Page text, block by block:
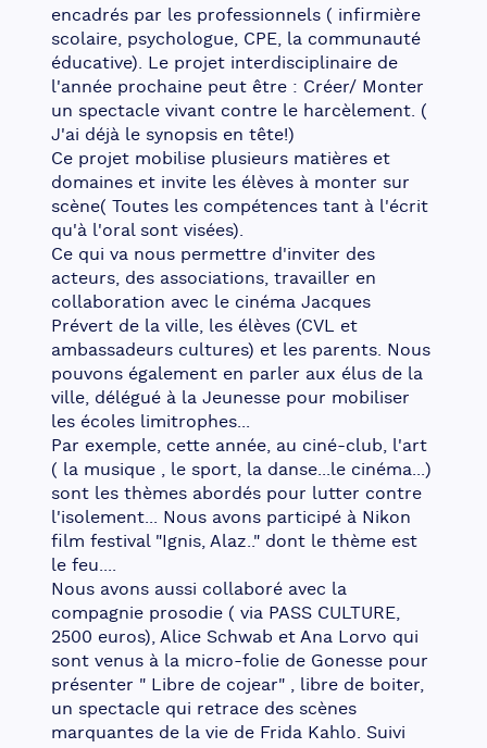
encadrés par les professionnels ( infirmière
scolaire, psychologue, CPE, la communauté
éducative). Le projet interdisciplinaire de
l'année prochaine peut être : Créer/ Monter
un spectacle vivant contre le harcèlement. (
J'ai déjà le synopsis en tête!)
Ce projet mobilise plusieurs matières et
domaines et invite les élèves à monter sur
scène( Toutes les compétences tant à l'écrit
qu'à l'oral sont visées).
Ce qui va nous permettre d'inviter des
acteurs, des associations, travailler en
collaboration avec le cinéma Jacques
Prévert de la ville, les élèves (CVL et
ambassadeurs cultures) et les parents. Nous
pouvons également en parler aux élus de la
ville, délégué à la Jeunesse pour mobiliser
les écoles limitrophes...
Par exemple, cette année, au ciné-club, l'art
( la musique , le sport, la danse...le cinéma...)
sont les thèmes abordés pour lutter contre
l'isolement... Nous avons participé à Nikon
film festival "Ignis, Alaz.." dont le thème est
le feu....
Nous avons aussi collaboré avec la
compagnie prosodie ( via PASS CULTURE,
2500 euros), Alice Schwab et Ana Lorvo qui
sont venus à la micro-folie de Gonesse pour
présenter " Libre de cojear" , libre de boiter,
un spectacle qui retrace des scènes
marquantes de la vie de Frida Kahlo. Suivi